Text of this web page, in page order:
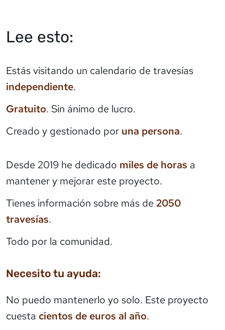
Lee esto:
Estás visitando un calendario de travesías
independiente.
Gratuito. Sin ánimo de lucro.
Creado y gestionado por una persona.
Desde 2019 he dedicado miles de horas a
mantener y mejorar este proyecto.
Tienes información sobre más de 2050
travesías.
Todo por la comunidad.
Necesito tu ayuda:
No puedo mantenerlo yo solo. Este proyecto
cuesta cientos de euros al año.